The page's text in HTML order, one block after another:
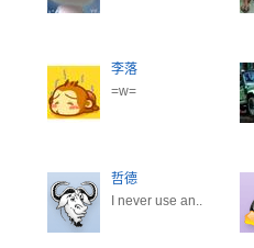
李落
=w=
哲德
I never use an..